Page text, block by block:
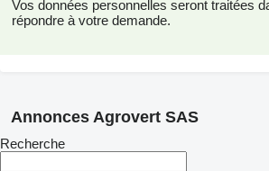
Vos données personnelles seront traitées
répondre à votre demande.
Annonces Agrovert SAS
Recherche